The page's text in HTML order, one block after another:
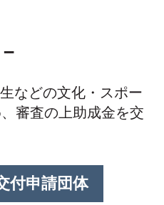
などの文化・スポー
審査の上助成金を交
付申請団体